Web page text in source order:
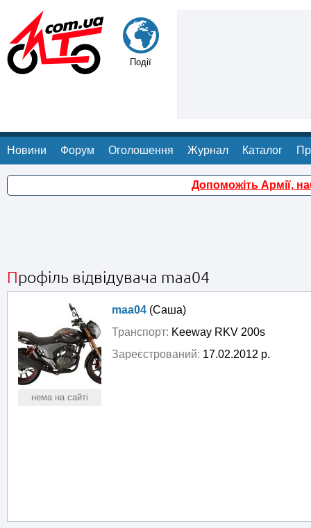
Події
Новини Форум Оголошення Журнал Каталог
Допоможіть Армії,
Профіль відвідувача maa04
нема на сайті
maa04 (Саша)
Транспорт: Keeway RKV 200s
Зареєстрований: 17.02.2012 р.